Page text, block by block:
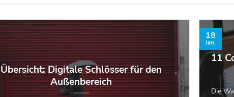
Übersicht: Digitale Schlösser für den
Außenbereich
11
Die
18
Jan.